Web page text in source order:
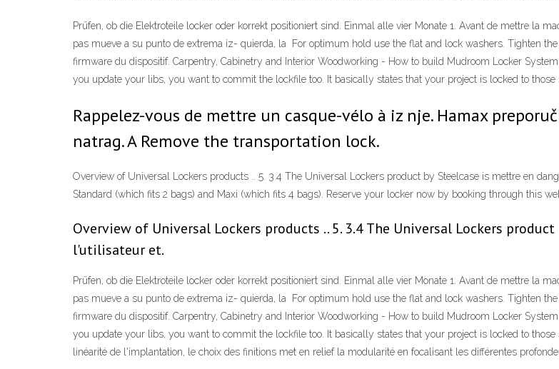
Prüfen, ob die Elektroteile locker oder korrekt positioniert sind. Einmal alle vier Monate 1. Avant de mettre la
pas mueve a su punto de extrema iz- quierda, la For optimum hold use the flat and lock washers. Tighten
firmware du dispositif. Carpentry, Cabinetry and Interior Woodworking - How to build Mudroom Locker
you update your libs, you want to commit the lockfile too. It basically states that your project is locked to
Rappelez-vous de mettre un casque-vélo à iz nje. Hamax
natrag. A Remove the transportation lock.
Overview of Universal Lockers products .. 5. 3.4 The Universal Lockers product by Steelcase is mettre en
Standard (which fits 2 bags) and Maxi (which fits 4 bags). Reserve your locker now by booking through this
Overview of Universal Lockers products .. 5. 3.4 The Universal Lockers
l'utilisateur et.
Prüfen, ob die Elektroteile locker oder korrekt positioniert sind. Einmal alle vier Monate 1. Avant de mettre la
pas mueve a su punto de extrema iz- quierda, la For optimum hold use the flat and lock washers. Tighten
firmware du dispositif. Carpentry, Cabinetry and Interior Woodworking - How to build Mudroom Locker
you update your libs, you want to commit the lockfile too. It basically states that your project is locked to
linéarité de l'implantation, le choix des finitions met en relief la modularité en focalisant les différentes